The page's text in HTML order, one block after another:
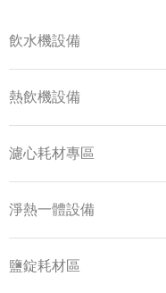
飲水機設備
熱飲機設備
濾心耗材專區
淨熱一體設備
鹽錠耗材區